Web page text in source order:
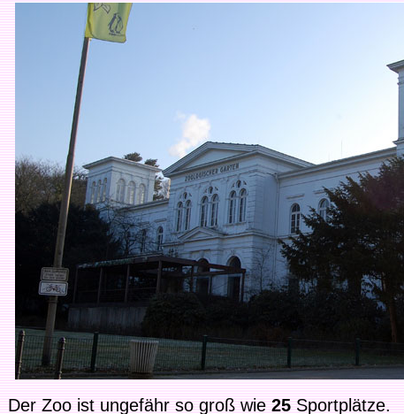
Der Zoo ist ungefähr so groß wie25Sportplätze.